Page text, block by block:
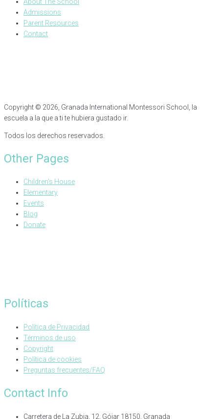
Admissions
Parent Resources
Contact
Copyright © 2026, Granada International Montessori School, la
escuela a la que a ti te hubiera gustado ir.
Todos los derechos reservados.
Other Pages
Children's House
Elementary
Events
Blog
Donate
Políticas
Política de Privacidad
Términos de uso
Copyright
Política de cookies
Preguntas frecuentes/FAQ
Contact Info
Carretera de La Zubia, 12, Gójar 18150, Granada